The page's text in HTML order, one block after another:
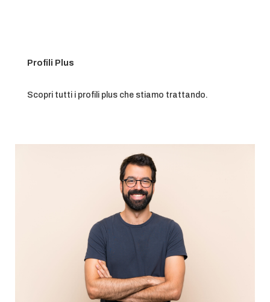
Profili Plus
Scopri tutti i profili plus che stiamo trattando.